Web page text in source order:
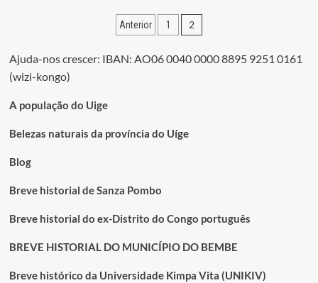
ANGOLANA
Paginação
dos
Anterior 1 2
Ajuda-nos crescer: IBAN: AO06 0040 0000 8895 9251 0161
(wizi-kongo)
A população do Uige
Belezas naturais da província do Uíge
Blog
Breve historial de Sanza Pombo
Breve historial do ex-Distrito do Congo português
BREVE HISTORIAL DO MUNICÍPIO DO BEMBE
Breve histórico da Universidade Kimpa Vita (UNIKIV)